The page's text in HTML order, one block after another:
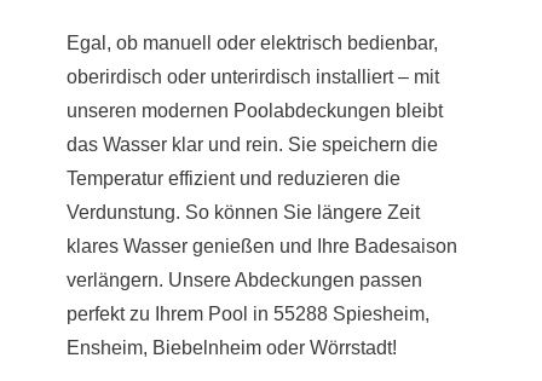
Egal, ob manuell oder elektrisch bedienbar,
oberirdisch oder unterirdisch installiert – mit
unseren modernen Poolabdeckungen bleibt
das Wasser klar und rein. Sie speichern die
Temperatur effizient und reduzieren die
Verdunstung. So können Sie längere Zeit
klares Wasser genießen und Ihre Badesaison
verlängern. Unsere Abdeckungen passen
perfekt zu Ihrem Pool in 55288 Spiesheim,
Ensheim, Biebelnheim oder Wörrstadt!